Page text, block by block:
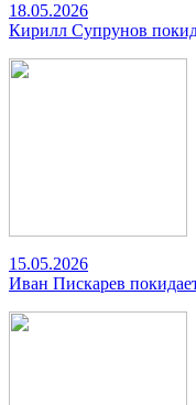
18.05.2026
Кирилл Супрунов
15.05.2026
Иван Пискарев